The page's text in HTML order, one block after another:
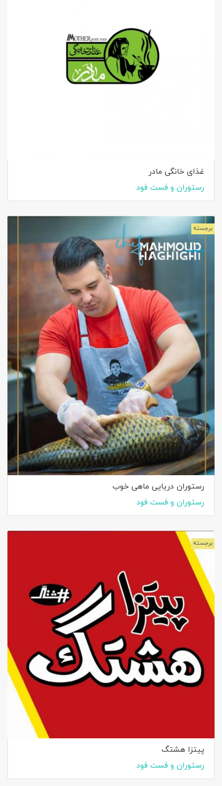
غذای خانگی مادر
رستوران و فست فود
برجسته
رستوران دریایی ماهی خوب
رستوران و فست فود
برجسته
پیتزا هشتگ
رستوران و فست فود